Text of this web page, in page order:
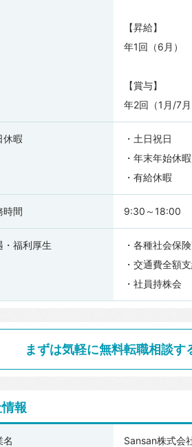
【昇給】
年1回（6月）
【賞与】
年2回（1月/7月
休暇
・土日祝日
・年末年始休暇
・有給休暇
時間 9:30～18:00
・福利厚生
・各種社会保
・交通費全額
・社員持株会
まずは気軽に無料転職相談す
報
名
Sansan株式会